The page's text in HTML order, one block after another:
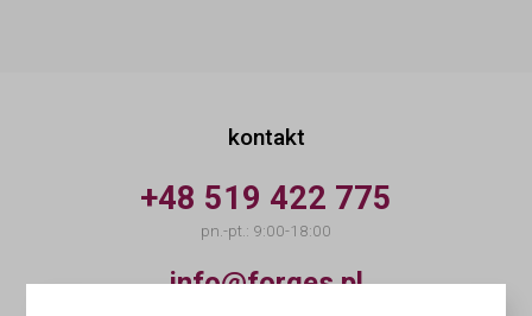
kontakt
+48 519 422 775
pn.-pt.: 9:00-18:00
info@forges.pl